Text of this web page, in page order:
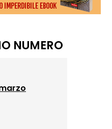
NUMERO